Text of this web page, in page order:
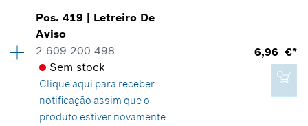
4,83 €*
*Recomendação de preço não vinculativa do
fabricante incluindo IVA
Adicionar ao carrinho das compras
Disponibilidade 1
Grupo de preço
Informações de peças sobressalentes
Comprovante de aplicação
Indicar na apresentação
Pos.419 | Letreiro De
Aviso
2 609 200 498
Sem stock
Clique aqui para receber
notificação assim que o
produto estiver novamente
6,96 €*